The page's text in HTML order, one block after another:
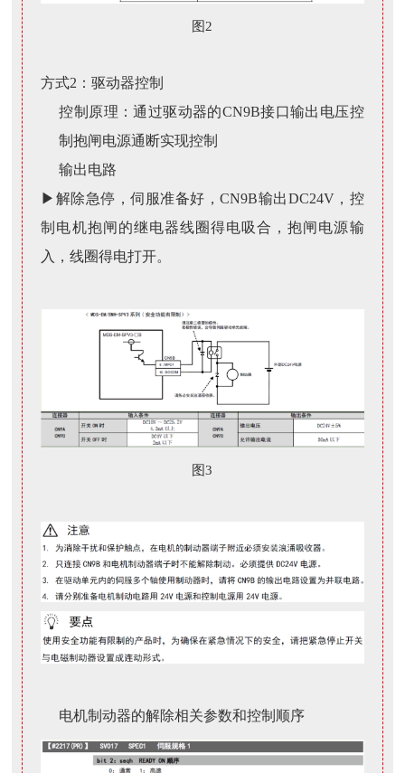
图2
方式2：驱动器控制
控制原理：通过驱动器的CN9B接口输出电压控
制抱闸电源通断实现控制
输出电路
▶解除急停，伺服准备好，CN9B输出DC24V，控
制电机抱闸的继电器线圈得电吸合，抱闸电源输
入，线圈得电打开。
图3
电机制动器的解除相关参数和控制顺序